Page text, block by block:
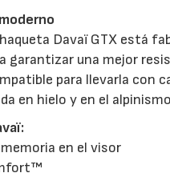
Davaï GTX está
garantizar una mejor
para llevarla con
en hielo y en el
en el visor